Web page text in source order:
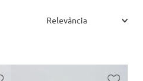
Relevância